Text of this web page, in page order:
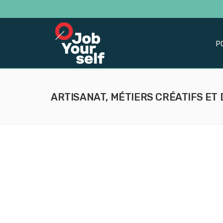
ARTISANAT, MÉTIERS CRÉATIFS ET